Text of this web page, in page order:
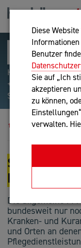
Diese
Benutzer
Sie auf „Ich
akzeptieren
zu können,
verwalten.
Hilfreiche
+webshop, Begriff
Suchbegriff:
Blog
BEFREIUNG
Die allgemeine
bundesweit nur
Kranken- und
und Orten an